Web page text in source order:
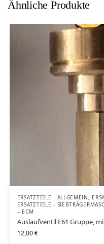
Ähnliche Produkte
ERSATZTEILE - ALLGEMEIN,
ERSATZTEILE -
– ECM
Auslaufventil E61 Gruppe,
12,00€